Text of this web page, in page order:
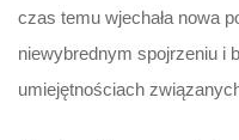
czas temu wjechała nowa
niewybrednym spojrzeniu i
umiejętnościach